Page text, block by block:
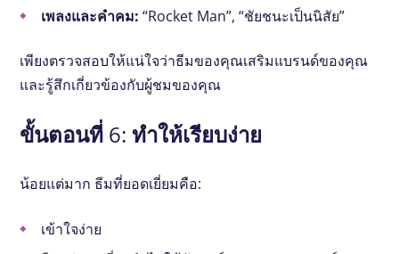
เพลงและคําคม: “Rocket Man”, “ชัยชนะเป็นนิสัย”
เพียงตรวจสอบให้แน่ใจว่าธีมของคุณเสริมแบรนด์ของคุณ
และรู้สึกเกี่ยวข้องกับผู้ชมของคุณ
ขั้นตอนที่ 6: ทําให้เรียบง่าย
น้อยแต่มาก ธีมที่ยอดเยี่ยมคือ:
เข้าใจง่าย